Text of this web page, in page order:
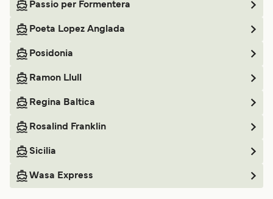
Passio per Formentera
Poeta Lopez Anglada
Posidonia
Ramon Llull
Regina Baltica
Rosalind Franklin
Sicilia
Wasa Express